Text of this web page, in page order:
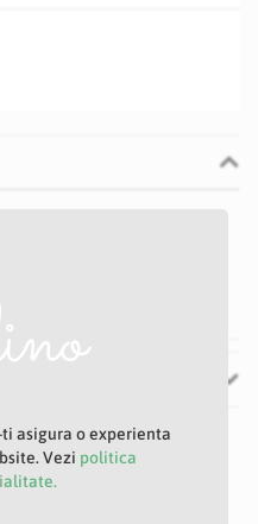
asigura o experienta
Vezi politica